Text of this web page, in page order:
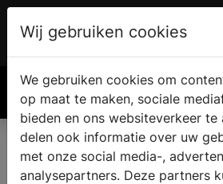
Stoomcabines
Wij gebruiken cookies
We gebruiken cookies om
op maat te maken, sociale
bieden en ons websiteverkeer te
delen ook informatie over uw
met onze social media-,
analysepartners. Deze partners